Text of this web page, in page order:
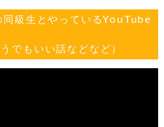
級生とやっているYouTube
でもいい話などなど）